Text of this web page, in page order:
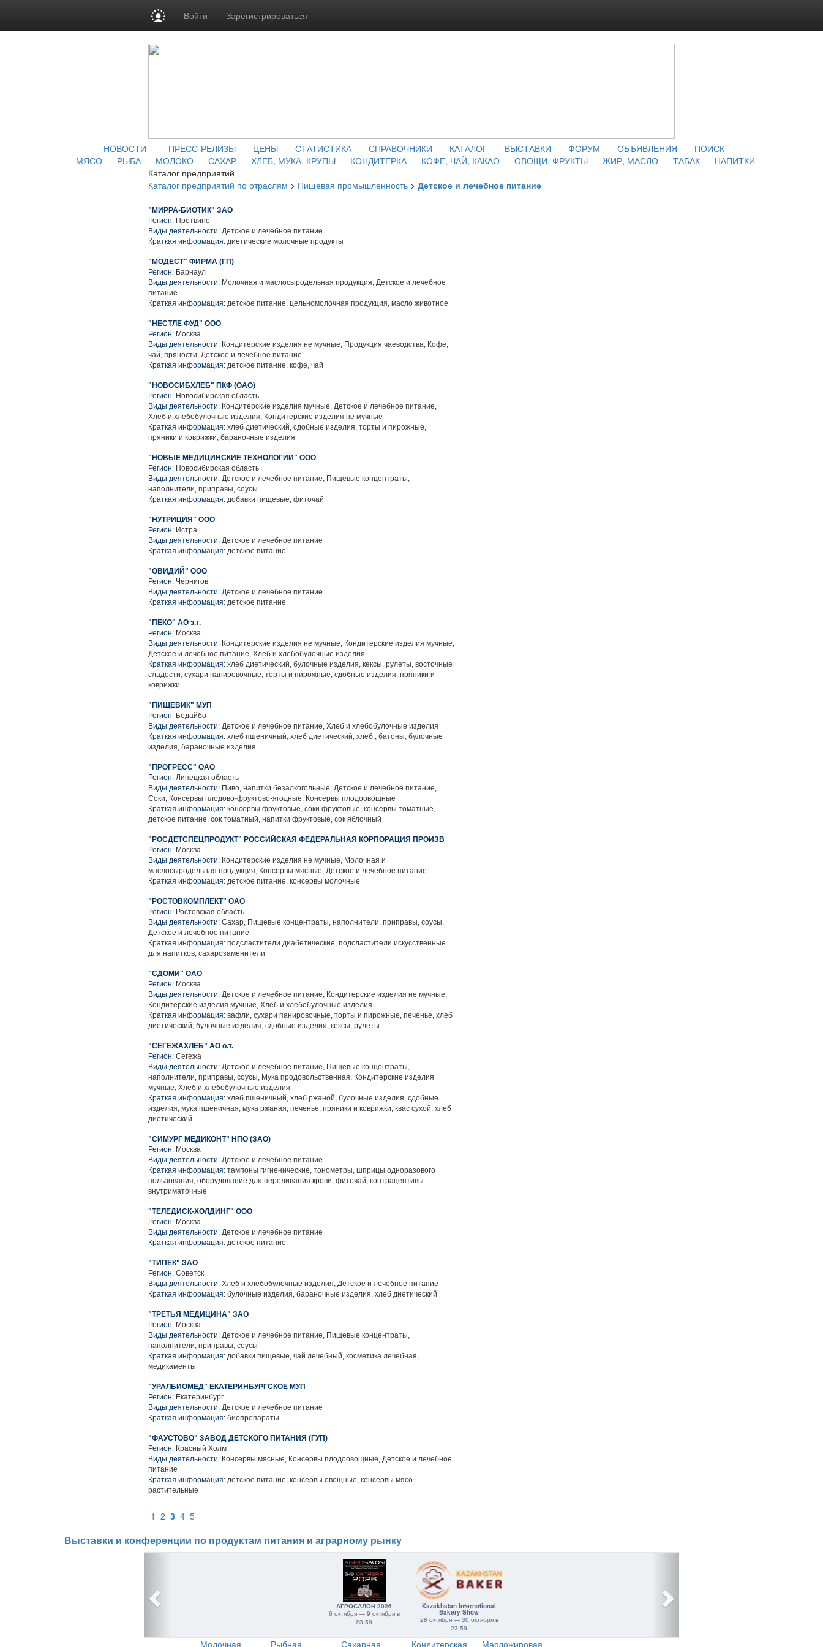
Войти Зарегистрироваться
НОВОСТИ ПРЕСС-РЕЛИЗЫ ЦЕНЫ СТАТИСТИКА СПРАВОЧНИКИ КАТАЛОГ ВЫСТАВКИ ФОРУМ ОБЪЯВЛЕНИЯ
ПОИСК
МЯСО
РЫБА МОЛОКО САХАР ХЛЕБ, МУКА, КРУПЫ КОНДИТЕРКА КОФЕ, ЧАЙ, КАКАО ОВОЩИ, ФРУКТЫ ЖИР, МАСЛО ТАБАК
НАПИТКИ
Каталог предприятий
Каталог предприятий по отраслям > Пищевая промышленность > Детское и лечебное питание
"МИРРА-БИОТИК" ЗАО
Регион: Протвино
Виды деятельности: Детское и лечебное питание
Краткая информация: диетические молочные продукты
"МОДЕСТ" ФИРМА (ГП)
Регион: Барнаул
Виды деятельности: Молочная и маслосыродельная продукция, Детское и лечебное
питание
Краткая информация: детское питание, цельномолочная продукция, масло животное
"НЕСТЛЕ ФУД" ООО
Регион: Москва
Виды деятельности: Кондитерские изделия не мучные, Продукция чаеводства, Кофе,
чай, пряности, Детское и лечебное питание
Краткая информация: детское питание, кофе, чай
"НОВОСИБХЛЕБ" ПКФ (ОАО)
Регион: Новосибирская область
Виды деятельности: Кондитерские изделия мучные, Детское и лечебное питание,
Хлеб и хлебобулочные изделия, Кондитерские изделия не мучные
Краткая информация: хлеб диетический, сдобные изделия, торты и пирожные,
пряники и коврижки, бараночные изделия
"НОВЫЕ МЕДИЦИНСКИЕ ТЕХНОЛОГИИ" ООО
Регион: Новосибирская область
Виды деятельности: Детское и лечебное питание, Пищевые концентраты,
наполнители, приправы, соусы
Краткая информация: добавки пищевые, фиточай
"НУТРИЦИЯ" ООО
Регион: Истра
Виды деятельности: Детское и лечебное питание
Краткая информация: детское питание
"ОВИДИЙ" ООО
Регион: Чернигов
Виды деятельности: Детское и лечебное питание
Краткая информация: детское питание
"ПЕКО" АО з.т.
Регион: Москва
Виды деятельности: Кондитерские изделия не мучные, Кондитерские изделия мучные,
Детское и лечебное питание, Хлеб и хлебобулочные изделия
Краткая информация: хлеб диетический, булочные изделия, кексы, рулеты, восточные
сладости, сухари панировочные, торты и пирожные, сдобные изделия, пряники и
коврижки
"ПИЩЕВИК" МУП
Регион: Бодайбо
Виды деятельности: Детское и лечебное питание, Хлеб и хлебобулочные изделия
Краткая информация: хлеб пшеничный, хлеб диетический, хлеб:, батоны, булочные
изделия, бараночные изделия
"ПРОГРЕСС" ОАО
Регион: Липецкая область
Виды деятельности: Пиво, напитки безалкогольные, Детское и лечебное питание,
Соки, Консервы плодово-фруктово-ягодные, Консервы плодоовощные
Краткая информация: консервы фруктовые, соки фруктовые, консервы томатные,
детское питание, сок томатный, напитки фруктовые, сок яблочный
"РОСДЕТСПЕЦПРОДУКТ" РОССИЙСКАЯ ФЕДЕРАЛЬНАЯ КОРПОРАЦИЯ ПРОИЗВ
Регион: Москва
Виды деятельности: Кондитерские изделия не мучные, Молочная и
маслосыродельная продукция, Консервы мясные, Детское и лечебное питание
Краткая информация: детское питание, консервы молочные
"РОСТОВКОМПЛЕКТ" ОАО
Регион: Ростовская область
Виды деятельности: Сахар, Пищевые концентраты, наполнители, приправы, соусы,
Детское и лечебное питание
Краткая информация: подсластители диабетические, подсластители искусственные
для напитков, сахарозаменители
"СДОМИ" ОАО
Регион: Москва
Виды деятельности: Детское и лечебное питание, Кондитерские изделия не мучные,
Кондитерские изделия мучные, Хлеб и хлебобулочные изделия
Краткая информация: вафли, сухари панировочные, торты и пирожные, печенье, хлеб
диетический, булочные изделия, сдобные изделия, кексы, рулеты
"СЕГЕЖАХЛЕБ" АО о.т.
Регион: Сегежа
Виды деятельности: Детское и лечебное питание, Пищевые концентраты,
наполнители, приправы, соусы, Мука продовольственная, Кондитерские изделия
мучные, Хлеб и хлебобулочные изделия
Краткая информация: хлеб пшеничный, хлеб ржаной, булочные изделия, сдобные
изделия, мука пшеничная, мука ржаная, печенье, пряники и коврижки, квас сухой, хлеб
диетический
"СИМУРГ МЕДИКОНТ" НПО (ЗАО)
Регион: Москва
Виды деятельности: Детское и лечебное питание
Краткая информация: тампоны гигиенические, тонометры, шприцы одноразового
пользования, оборудование для переливания крови, фиточай, контрацептивы
внутриматочные
"ТЕЛЕДИСК-ХОЛДИНГ" ООО
Регион: Москва
Виды деятельности: Детское и лечебное питание
Краткая информация: детское питание
"ТИПЕК" ЗАО
Регион: Советск
Виды деятельности: Хлеб и хлебобулочные изделия, Детское и лечебное питание
Краткая информация: булочные изделия, бараночные изделия, хлеб диетический
"ТРЕТЬЯ МЕДИЦИНА" ЗАО
Регион: Москва
Виды деятельности: Детское и лечебное питание, Пищевые концентраты,
наполнители, приправы, соусы
Краткая информация: добавки пищевые, чай лечебный, косметика лечебная,
медикаменты
"УРАЛБИОМЕД" ЕКАТЕРИНБУРГСКОЕ МУП
Регион: Екатеринбург
Виды деятельности: Детское и лечебное питание
Краткая информация: биопрепараты
"ФАУСТОВО" ЗАВОД ДЕТСКОГО ПИТАНИЯ (ГУП)
Регион: Красный Холм
Виды деятельности: Консервы мясные, Консервы плодоовощные, Детское и лечебное
питание
Краткая информация: детское питание, консервы овощные, консервы мясо-
растительные
1 2 3 4 5
Выставки и конференции по продуктам питания и аграрному рынку
АГРОСАЛОН 2026
6 октября — 9 октября в
23:59
Kazakhstan International
Bakery Show
28 октября — 30 октября в
23:59
Молочная Рыбная Сахарная Кондитерская Масложировая